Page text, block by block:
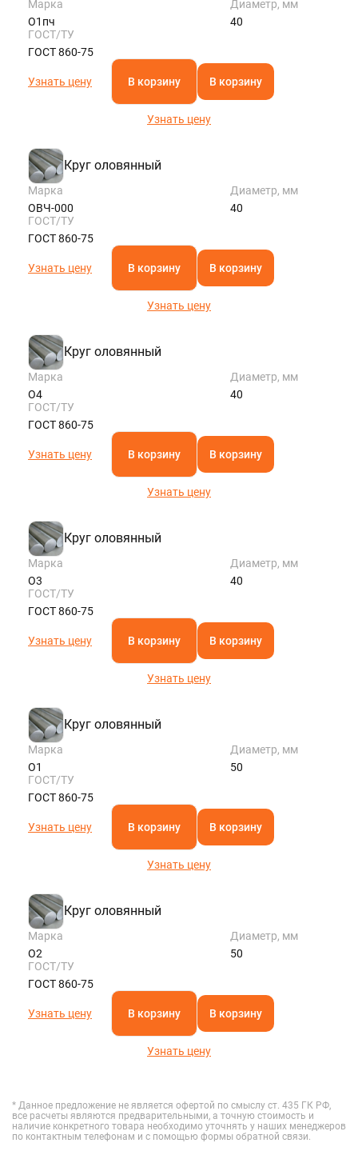
Марка
О1пч
Диаметр, мм
40
ГОСТ/ТУ
ГОСТ 860-75
Узнать цену В корзину В корзину
Узнать цену
Круг оловянный
Марка
ОВЧ-000
Диаметр, мм
40
ГОСТ/ТУ
ГОСТ 860-75
Узнать цену В корзину В корзину
Узнать цену
Круг оловянный
Марка
О4
Диаметр, мм
40
ГОСТ/ТУ
ГОСТ 860-75
Узнать цену В корзину В корзину
Узнать цену
Круг оловянный
Марка
О3
Диаметр, мм
40
ГОСТ/ТУ
ГОСТ 860-75
Узнать цену В корзину В корзину
Узнать цену
Круг оловянный
Марка
О1
Диаметр, мм
50
ГОСТ/ТУ
ГОСТ 860-75
Узнать цену В корзину В корзину
Узнать цену
Круг оловянный
Марка
О2
Диаметр, мм
50
ГОСТ/ТУ
ГОСТ 860-75
Узнать цену В корзину В корзину
Узнать цену
* Данное предложение не является офертой по смыслу ст. 435 ГК РФ,
все расчеты являются предварительными, а точную стоимость и
наличие конкретного товара необходимо уточнять у наших менеджеров
по контактным телефонам и с помощью формы обратной связи.